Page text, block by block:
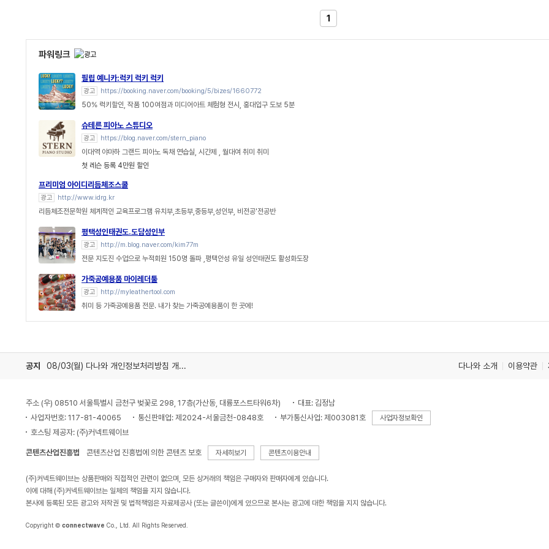
1
파워링크
필립 예니카:럭키 럭키 럭키
광고 https://booking.naver.com/booking/5/bizes/1660772
50% 럭키할인, 작품 100여점과 미디어아트 체험형 전시, 홍대입구 도보 5분
슈테른 피아노 스튜디오
광고 https://blog.naver.com/stern_piano
이대역 야마하 그랜드 피아노 독채 연습실, 시간제 , 월대여 취미 취미
첫 레슨 등록 4만원 할인
프리미엄 아이디리듬체조스쿨
광고 http://www.idrg.kr
리듬체조전문학원 체계적인 교육프로그램 유치부,초등부,중등부,성인부, 비전공'전공반
평택성인태권도.도담성인부
광고 http://m.blog.naver.com/kim77m
전문 지도진 수업으로 누적회원 150명 돌파 ,평택안성 유일 성인태권도 활성화도장
가죽공예용품 마이레더툴
광고 http://myleathertool.com
취미 등 가죽공예용품 전문. 내가 찾는 가죽공예용품이 한 곳에!
공지 08/03(월) 다나와 개인정보처리방침 개정 안내 다나와 소개 이용약관
주소 (우) 08510 서울특별시 금천구 벚꽃로 298, 17층(가산동, 대륭포스트타워6차)
대표: 김정남
사업자번호: 117-81-40065
통신판매업: 제2024-서울금천-0848호 부가통신사업: 제003081호 사업자정보확인
호스팅 제공자: (주)커넥트웨이브
콘텐츠산업진흥법 콘텐츠산업 진흥법에 의한 콘텐츠 보호 자세히보기 콘텐츠이용안내
(주)커넥트웨이브는 상품판매와 직접적인 관련이 없으며, 모든 상거래의 책임은 구매자와 판매자에게 있습니다.
이에 대해 (주)커넥트웨이브는 일체의 책임을 지지 않습니다.
본사에 등록된 모든 광고와 저작권 및 법적책임은 자료제공사 (또는 글쓴이)에게 있으므로 본사는 광고에 대한 책임을 지지 않습니다.
Copyright © connectwave Co., Ltd. All Rights Reserved.